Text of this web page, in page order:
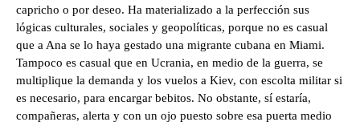
capricho o por deseo. Ha materializado a la perfección sus
lógicas culturales, sociales y geopolíticas, porque no es casual
que a Ana se lo haya gestado una migrante cubana en Miami.
Tampoco es casual que en Ucrania, en medio de la guerra, se
multiplique la demanda y los vuelos a Kiev, con escolta militar si
es necesario, para encargar bebitos. No obstante, sí estaría,
compañeras, alerta y con un ojo puesto sobre esa puerta medio